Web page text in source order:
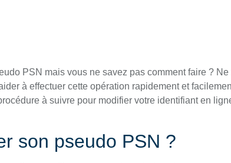
PSN mais vous ne savez pas comment faire ?
à effectuer cette opération rapidement et
à suivre pour modifier votre identifiant en
son pseudo PSN ?